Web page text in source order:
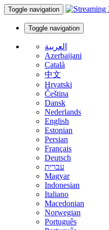
Toggle navigation
Toggle navigation
العربية
Azerbaijani
Català
中文
Hrvatski
Čeština
Dansk
Nederlands
English
Estonian
Persian
Français
Deutsch
עברית
Magyar
Indonesian
Italiano
Macedonian
Norwegian
Português